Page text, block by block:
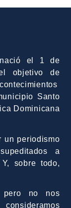
el 1 de
objetivo de
Santo
Dominicana
un periodismo
a
sobre todo,
pero no nos